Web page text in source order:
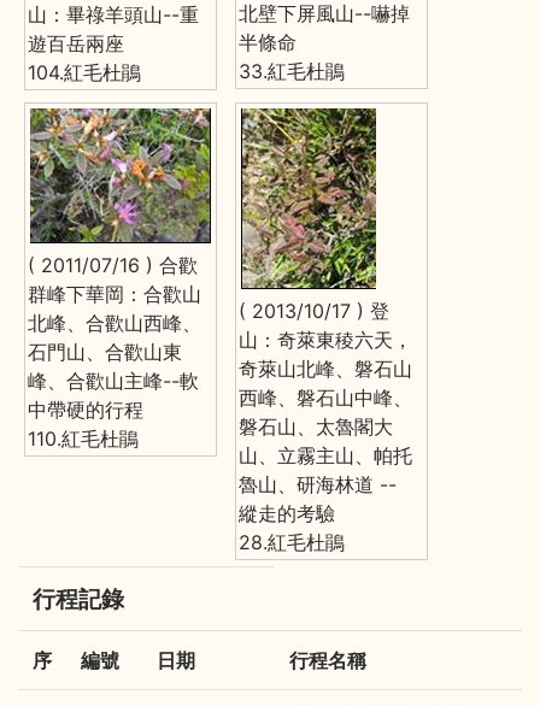
山：畢祿羊頭山--重
遊百岳兩座
104.紅毛杜鵑
北壁下屏風山--嚇掉
半條命
33.紅毛杜鵑
( 2011/07/16 ) 合歡
群峰下華岡：合歡山
北峰、合歡山西峰、
石門山、合歡山東
峰、合歡山主峰--軟
中帶硬的行程
110.紅毛杜鵑
( 2013/10/17 ) 登
山：奇萊東稜六天，
奇萊山北峰、磐石山
西峰、磐石山中峰、
磐石山、太魯閣大
山、立霧主山、帕托
魯山、研海林道 --
縱走的考驗
28.紅毛杜鵑
行程記錄
序 編號 日期 行程名稱